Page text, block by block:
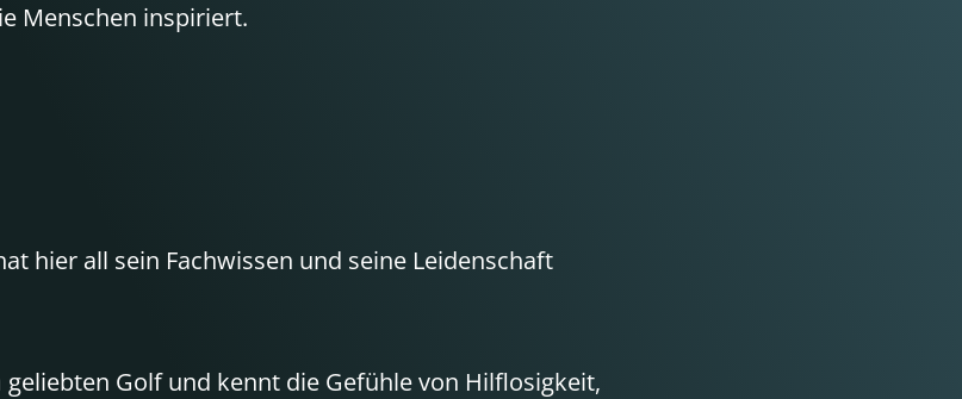
Menschen inspiriert.
hier all sein Fachwissen und seine Leidenschaft
Golf und kennt die Gefühle von Hilflosigkeit,